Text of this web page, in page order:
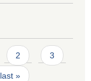
2 3
last »